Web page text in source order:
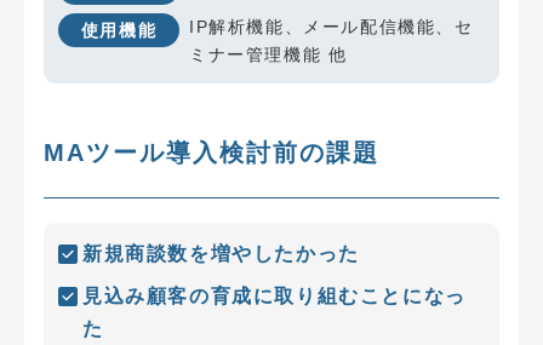
使用機能
IP解析機能、メール配信機能、セ
ミナー管理機能 他
MAツール導入検討前の課題
新規商談数を増やしたかった
見込み顧客の育成に取り組むことになっ
た